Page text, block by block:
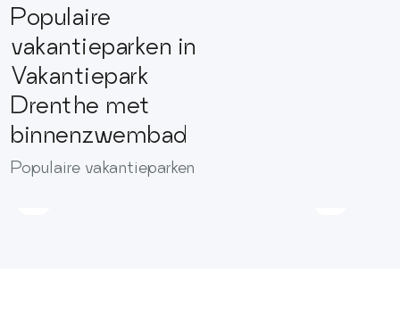
Populaire
vakantieparken in
Vakantiepark
Drenthe met
binnenzwembad
Populaire vakantieparken
De